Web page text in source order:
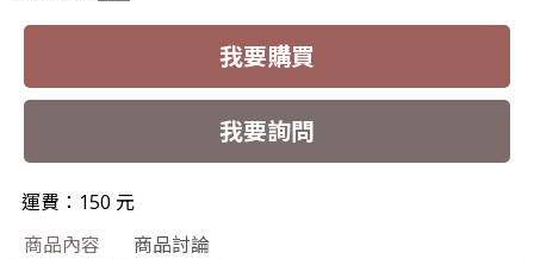
我要購買
我要詢問
運費：150 元
商品內容
商品討論